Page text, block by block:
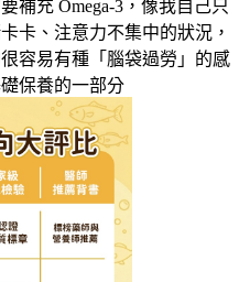
補充 Omega-3，像我自己只
卡、注意力不集中的狀況，
容易有種「腦袋過勞」的感
保養的一部分